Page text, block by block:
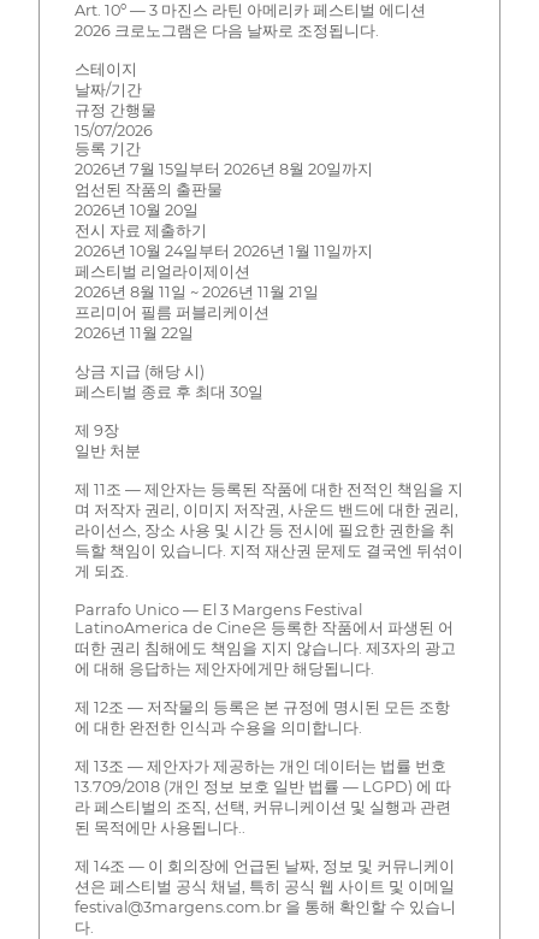
Art. 10º — 3 마진스 라틴 아메리카 페스티벌 에디션
2026 크로노그램은 다음 날짜로 조정됩니다.
스테이지
날짜/기간
규정 간행물
15/07/2026
등록 기간
2026년 7월 15일부터 2026년 8월 20일까지
엄선된 작품의 출판물
2026년 10월 20일
전시 자료 제출하기
2026년 10월 24일부터 2026년 1월 11일까지
페스티벌 리얼라이제이션
2026년 8월 11일 ~ 2026년 11월 21일
프리미어 필름 퍼블리케이션
2026년 11월 22일
상금 지급 (해당 시)
페스티벌 종료 후 최대 30일
제 9장
일반 처분
제 11조 — 제안자는 등록된 작품에 대한 전적인 책임을 지
며 저작자 권리, 이미지 저작권, 사운드 밴드에 대한 권리,
라이선스, 장소 사용 및 시간 등 전시에 필요한 권한을 취
득할 책임이 있습니다. 지적 재산권 문제도 결국엔 뒤섞이
게 되죠.
Parrafo Unico — El 3 Margens Festival
LatinoAmerica de Cine은 등록한 작품에서 파생된 어
떠한 권리 침해에도 책임을 지지 않습니다. 제3자의 광고
에 대해 응답하는 제안자에게만 해당됩니다.
제 12조 — 저작물의 등록은 본 규정에 명시된 모든 조항
에 대한 완전한 인식과 수용을 의미합니다.
제 13조 — 제안자가 제공하는 개인 데이터는 법률 번호
13.709/2018 (개인 정보 보호 일반 법률 — LGPD) 에 따
라 페스티벌의 조직, 선택, 커뮤니케이션 및 실행과 관련
된 목적에만 사용됩니다..
제 14조 — 이 회의장에 언급된 날짜, 정보 및 커뮤니케이
션은 페스티벌 공식 채널, 특히 공식 웹 사이트 및 이메일
festival@3margens.com.br 을 통해 확인할 수 있습니
다.